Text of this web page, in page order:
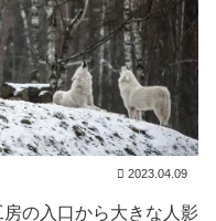
2023.04.09
の入口から大きな人影